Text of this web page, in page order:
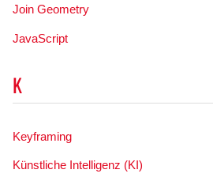
Join Geometry
JavaScript
K
Keyframing
Künstliche Intelligenz (KI)